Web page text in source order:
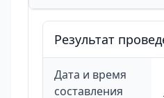
Результат
Дата и время
составления